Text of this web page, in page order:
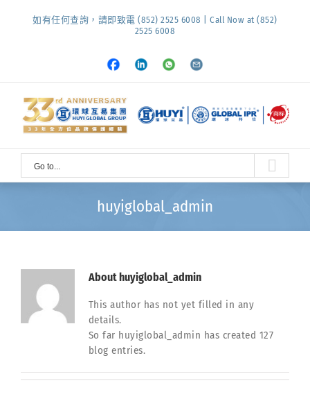
如有任何查詢，請即致電 (852) 2525 6008 | Call Now at (852)
2525 6008
Facebook
LinkedInWhatsapp
Email
Go to...
huyiglobal_admin
About huyiglobal_admin
This author has not yet filled in any
details.
So far huyiglobal_admin has created 127
blog entries.